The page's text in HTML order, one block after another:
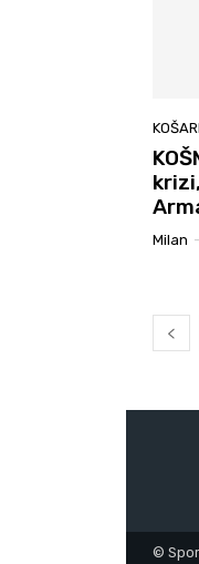
Milan -
©